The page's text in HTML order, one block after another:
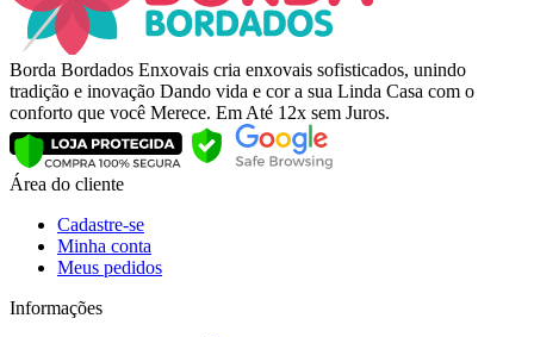
Borda Bordados Enxovais cria enxovais sofisticados, unindo
tradição e inovação Dando vida e cor a sua Linda Casa com o
conforto que você Merece. Em Até 12x sem Juros.
Área do cliente
Cadastre-se
Minha conta
Meus pedidos
Informações